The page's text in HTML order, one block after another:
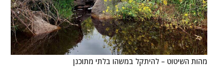
מהות השיטוט – להיתקל במשהו בלתי מתוכנן